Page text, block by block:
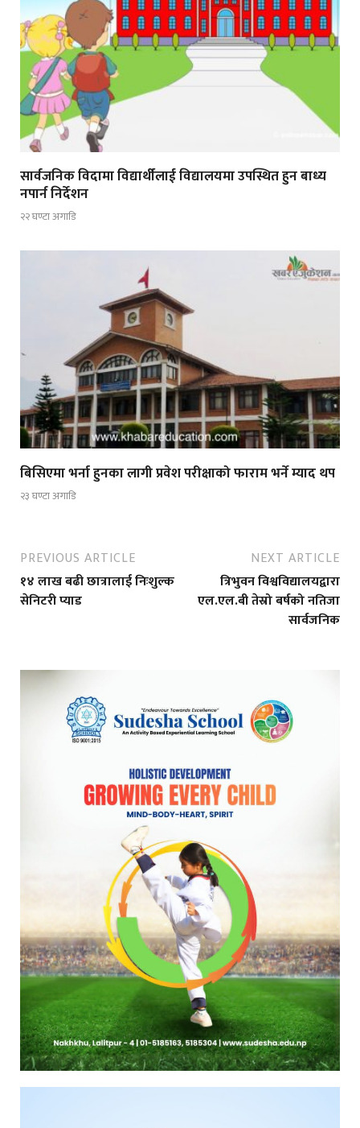
सार्वजनिक विदामा विद्यार्थीलाई विद्यालयमा उपस्थित हुन बाध्य
नपार्न निर्देशन
२२ घण्टा अगाडि
बिसिएमा भर्ना हुनका लागी प्रवेश परीक्षाको फाराम भर्ने म्याद थप
२३ घण्टा अगाडि
PREVIOUS ARTICLE
१४ लाख बढी छात्रालाई निःशुल्क
सेनिटरी प्याड
NEXT ARTICLE
त्रिभुवन विश्वविद्यालयद्वारा
एल.एल.बी तेस्रो बर्षको नतिजा
सार्वजनिक